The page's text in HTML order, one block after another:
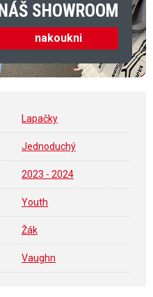
NÁŠ SHOWROOM
nakoukni
Lapačky
Jednoduchý
2023 - 2024
Youth
Žák
Vaughn